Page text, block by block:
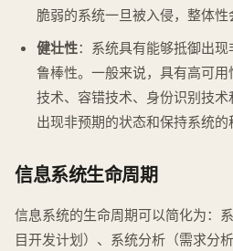
脆弱的系统一旦被入侵，整体性
健壮性：系统具有能够抵御出
鲁棒性。一般来说，具有高可
技术、容错技术、身份识别技
出现非预期的状态和保持系统的
信息系统生命周期
信息系统的生命周期可以简化为：
目开发计划）、系统分析（需求分